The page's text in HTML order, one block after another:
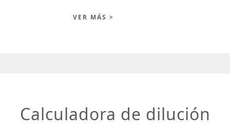
VER MÁS >
Calculadora de dilución